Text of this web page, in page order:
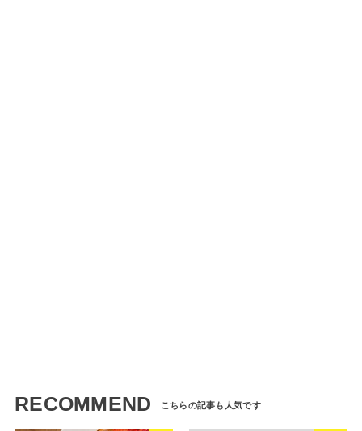
RECOMMEND